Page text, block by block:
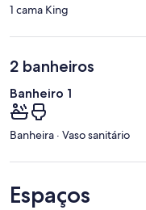
1 cama King
2 banheiros
Banheiro 1
Banheira · Vaso sanitário
Espaços